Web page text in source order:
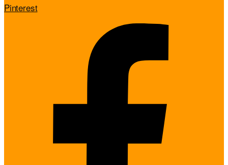
Pinterest